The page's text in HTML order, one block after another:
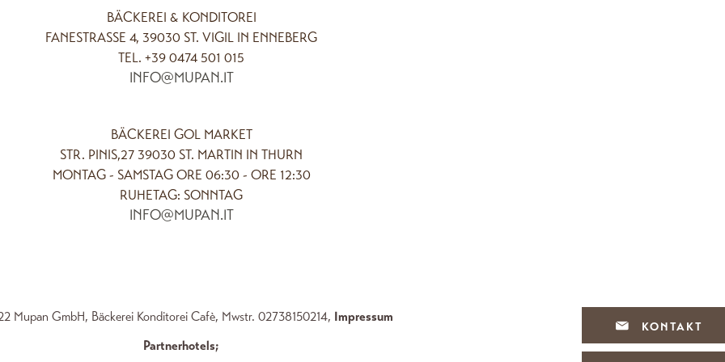
KONTAKT
BÄCKEREI & KONDITOREI
FANESTRASSE 4, 39030 ST. VIGIL IN ENNEBERG
TEL. +39 0474 501 015
INFO@MUPAN.IT
BÄCKEREI GOL MARKET
STR. PINIS,27 39030 ST. MARTIN IN THURN
MONTAG - SAMSTAG ORE 06:30 - ORE 12:30
RUHETAG: SONNTAG
INFO@MUPAN.IT
Mupan GmbH, Bäckerei Konditorei Cafè, Mwstr. 02738150214, Impressum
Partnerhotels;